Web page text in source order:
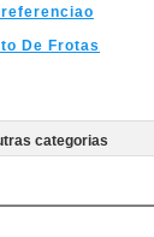
De Frotas